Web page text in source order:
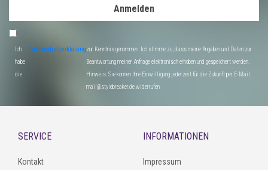
Anmelden
Ich
habe
die
Datenschutzerklärungzur Kenntnis genommen. Ich stimme zu, dass meine Angaben und Daten zur
Beantwortung meiner Anfrage elektronisch erhoben und gespeichert werden.
Hinweis: Sie können Ihre Einwilligung jederzeit für die Zukunft per E-Mail
mail@stylebreaker.de widerrufen
SERVICE
Kontakt
INFORMATIONEN
Impressum